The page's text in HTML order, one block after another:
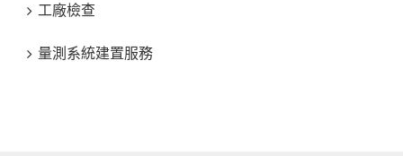
工廠檢查
量測系統建置服務